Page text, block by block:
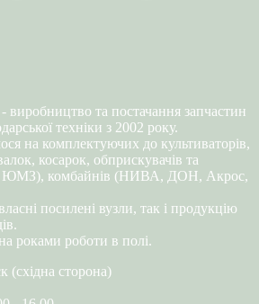
та постачання запчастин
техніки з 2002 року.
на комплектуючих до культиваторів,
косарок, обприскувачів та
ЮМЗ), комбайнів (НИВА, ДОН, Акрос,
посилені вузли, так і продукцію
роками роботи в полі.
(східна сторона)